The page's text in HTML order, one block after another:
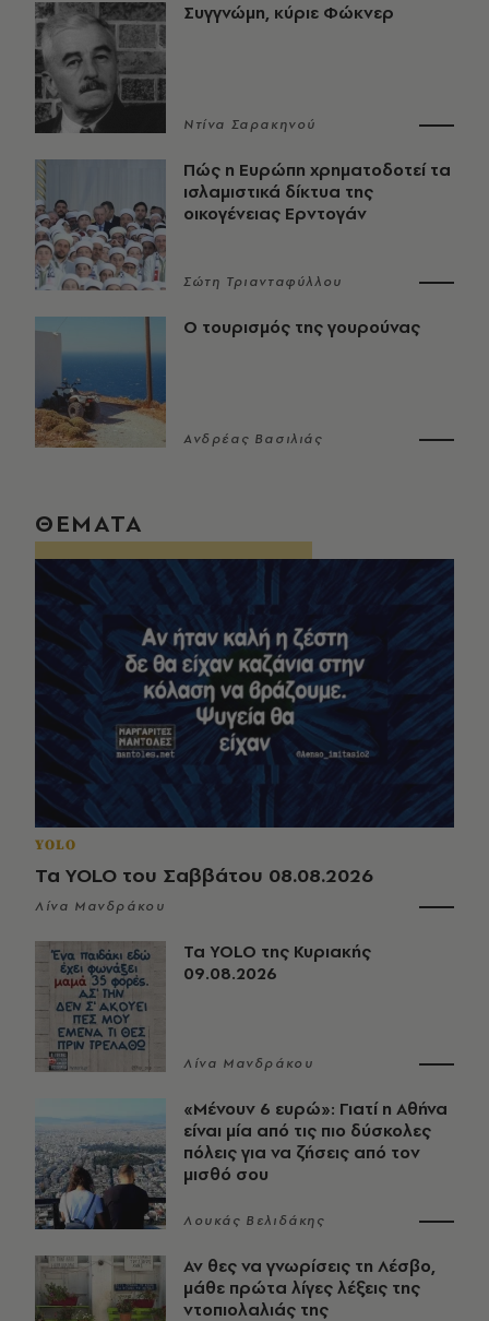
Συγγνώμη, κύριε Φώκνερ
Ντίνα Σαρακηνού
Πώς η Ευρώπη χρηματοδοτεί τα
ισλαμιστικά δίκτυα της
οικογένειας Ερντογάν
Σώτη Τριανταφύλλου
Ο τουρισμός της γουρούνας
Ανδρέας Βασιλιάς
ΘΕΜΑΤΑ
YOLO
Τα YOLO του Σαββάτου 08.08.2026
Λίνα Μανδράκου
Τα YOLO της Κυριακής
09.08.2026
Λίνα Μανδράκου
«Μένουν 6 ευρώ»: Γιατί η Αθήνα
είναι μία από τις πιο δύσκολες
πόλεις για να ζήσεις από τον
μισθό σου
Λουκάς Βελιδάκης
Αν θες να γνωρίσεις τη Λέσβο,
μάθε πρώτα λίγες λέξεις της
ντοπιολαλιάς της